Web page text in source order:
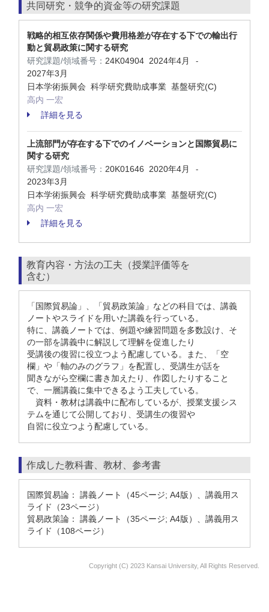
共同研究・競争的資金等の研究課題
戦略的相互依存関係や費用格差が存在する下での輸出行
動と貿易政策に関する研究
研究課題/領域番号： 24K04904 2024年4月 -
2027年3月
日本学術振興会 科学研究費助成事業 基盤研究(C)
高内 一宏
詳細を見る
上流部門が存在する下でのイノベーションと国際貿易に
関する研究
研究課題/領域番号： 20K01646 2020年4月 -
2023年3月
日本学術振興会 科学研究費助成事業 基盤研究(C)
高内 一宏
詳細を見る
教育内容・方法の工夫（授業評価等を
含む）
「国際貿易論」、「貿易政策論」などの科目では、講義
ノートやスライドを用いた講義を行っている。
特に、講義ノートでは、例題や練習問題を多数設け、そ
の一部を講義中に解説して理解を促進したり
受講後の復習に役立つよう配慮している。また、「空
欄」や「軸のみのグラフ」を配置し、受講生が話を
聞きながら空欄に書き加えたり、作図したりすること
で、一層講義に集中できるよう工夫している。
資料・教材は講義中に配布しているが、授業支援シス
テムを通じて公開しており、受講生の復習や
自習に役立つよう配慮している。
作成した教科書、教材、参考書
国際貿易論： 講義ノート（45ページ; A4版）、講義用ス
ライド（23ページ）
貿易政策論： 講義ノート（35ページ; A4版）、講義用ス
ライド（108ページ）
Copyright (C) 2023 Kansai University, All Rights Reserved.